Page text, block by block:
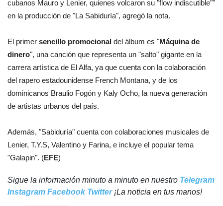
cubanos Mauro y Lenier, quienes volcaron su "flow indiscutible""
en la producción de "La Sabiduría", agregó la nota.
El primer sencillo promocional del álbum es "Máquina de
dinero", una canción que representa un "salto" gigante en la
carrera artística de El Alfa, ya que cuenta con la colaboración
del rapero estadounidense French Montana, y de los
dominicanos Braulio Fogón y Kaly Ocho, la nueva generación
de artistas urbanos del país.
Además, "Sabiduría" cuenta con colaboraciones musicales de
Lenier, T.Y.S, Valentino y Farina, e incluye el popular tema
"Galapin". (EFE)
Sigue la información minuto a minuto en nuestro Telegram
Instagram Facebook Twitter¡La noticia en tus manos!